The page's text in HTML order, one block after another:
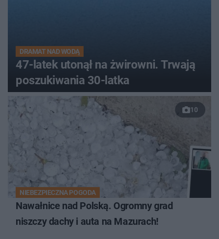
DRAMAT NAD WODĄ
47-latek utonął na żwirowni. Trwają
poszukiwania 30-latka
10
NIEBEZPIECZNA POGODA
Nawałnice nad Polską. Ogromny grad
niszczy dachy i auta na Mazurach!